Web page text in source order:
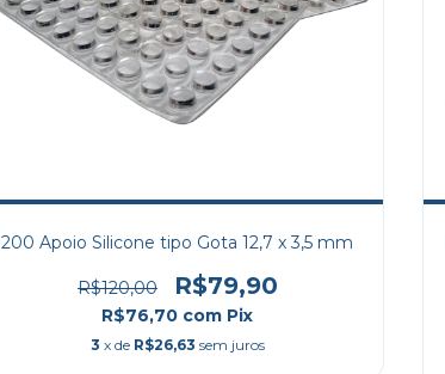
200 Apoio Silicone tipo Gota 12,7 x 3,5 mm
R$120,00 R$79,90
R$76,70 com Pix
3 x de R$26,63 sem juros